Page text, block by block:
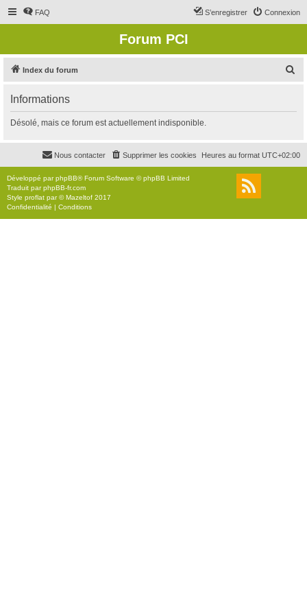
FAQ Connexion
S’enregistrer
Forum PCI
Index du forum
r
c
r
Informations
Désolé, mais ce forum est actuellement indisponible.
Heures au format UTC+02:00
Supprimer les cookies
Nous contacter
Développé parphpBB® Forum Software © phpBB Limited
Traduit parphpBB-fr.com
Style proflat par ©Mazeltof 2017
Confidentialité | Conditions